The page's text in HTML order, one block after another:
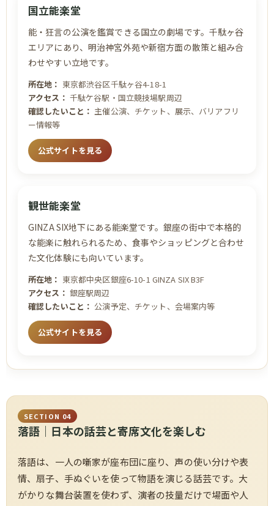
国立能楽堂
能・狂言の公演を鑑賞できる国立の劇場です。千駄ヶ谷
エリアにあり、明治神宮外苑や新宿方面の散策と組み合
わせやすい立地です。
所在地： 東京都渋谷区千駄ヶ谷4-18-1
アクセス： 千駄ケ谷駅・国立競技場駅周辺
確認したいこと：主催公演、チケット、展示、バリアフリ
ー情報等
公式サイトを見る
観世能楽堂
GINZA SIX地下にある能楽堂です。銀座の街中で本格的
な能楽に触れられるため、食事やショッピングと合わせ
た文化体験にも向いています。
所在地： 東京都中央区銀座6-10-1 GINZA SIX B3F
アクセス： 銀座駅周辺
確認したいこと： 公演予定、チケット、会場案内等
公式サイトを見る
SECTION 04
落語｜日本の話芸と寄席文化を楽しむ
落語は、一人の噺家が座布団に座り、声の使い分けや表
情、扇子、手ぬぐいを使って物語を演じる話芸です。大
がかりな舞台装置を使わず、演者の技量だけで場面や人